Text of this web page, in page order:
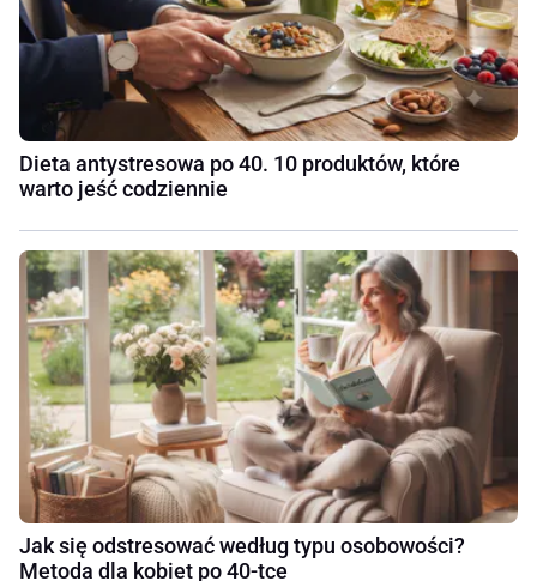
Dieta antystresowa po 40. 10 produktów, które
warto jeść codziennie
Jak się odstresować według typu osobowości?
Metoda dla kobiet po 40-tce